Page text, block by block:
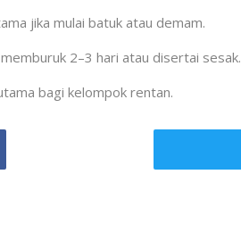
jika mulai batuk atau demam.
2–3 hari atau disertai sesak.
bagi kelompok rentan.